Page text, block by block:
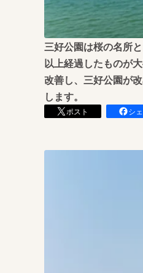
三好公園は桜の名所
以上経過したものが
改善し、三好公園が
します。
ポスト シ